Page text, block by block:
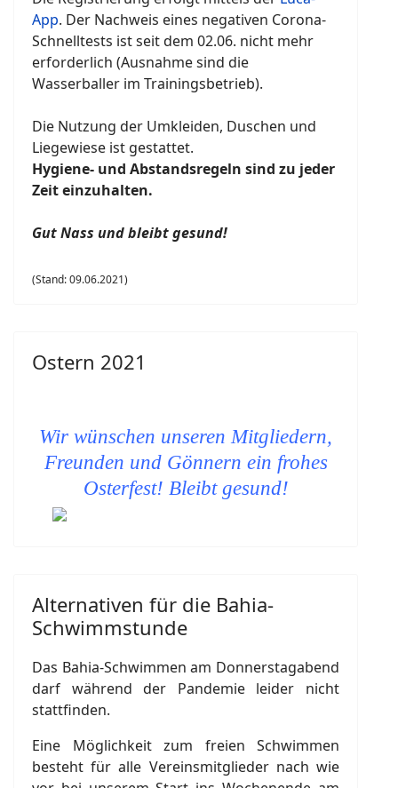
App. Der Nachweis eines negativen Corona-
Schnelltests ist seit dem 02.06. nicht mehr
erforderlich (Ausnahme sind die
Wasserballer im Trainingsbetrieb).
Die Nutzung der Umkleiden, Duschen und
Liegewiese ist gestattet.
Hygiene- und Abstandsregeln sind zu jeder
Zeit einzuhalten.
Gut Nass und bleibt gesund!
(Stand: 09.06.2021)
Ostern 2021
Wir wünschen unseren Mitgliedern,
Freunden und Gönnern ein frohes
Osterfest! Bleibt gesund!
Alternativen für die Bahia-
Schwimmstunde
Das Bahia-Schwimmen am Donnerstagabend
darf während der Pandemie leider nicht
stattfinden.
Eine Möglichkeit zum freien Schwimmen
besteht für alle Vereinsmitglieder nach wie